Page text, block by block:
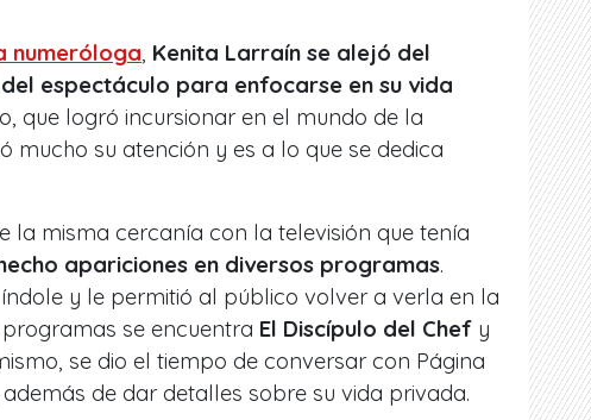
numeróloga Kenita Larraín se alejó del
espectáculo para enfocarse en su vida
que logró incursionar en el mundo de la
mucho su atención y es a lo que se dedica
la misma cercanía con la televisión que tenía
apariciones en diversos programas.
y le permitió al público volver a verla en la
se encuentra El Discípulo del Chef y
se dio el tiempo de conversar con Página
de dar detalles sobre su vida privada.